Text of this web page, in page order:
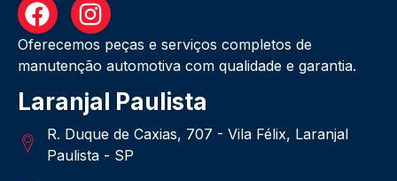
Oferecemos peças e serviços completos de
manutenção automotiva com qualidade e garantia.
Laranjal Paulista
R. Duque de Caxias, 707 - Vila Félix, Laranjal
Paulista - SP